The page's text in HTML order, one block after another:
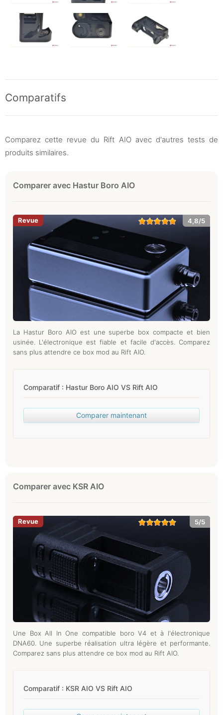
Comparatifs
Comparez cette revue du Rift AIO avec d'autres tests de
produits similaires.
Comparer avec Hastur Boro AIO
4,8/5
La Hastur Boro AIO est une superbe box compacte et bien
usinée. L'électronique est fiable et facile d'accès. Comparez
sans plus attendre ce box mod au Rift AIO.
Comparatif : Hastur Boro AIO VS Rift AIO
Comparer maintenant
Comparer avec KSR AIO
5/5
Une Box All In One compatible boro V4 et à l'électronique
DNA60. Une superbe réalisation ultra légère et performante.
Comparez sans plus attendre ce box mod au Rift AIO.
Comparatif : KSR AIO VS Rift AIO